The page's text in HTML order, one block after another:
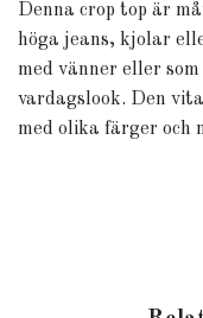
Denna crop top är
höga jeans, kjolar
med vänner eller
vardagslook. Den
med olika färger och